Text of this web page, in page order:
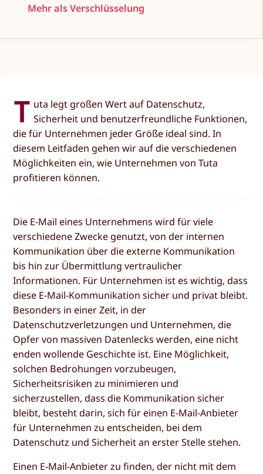
Mehr als Verschlüsselung
T uta legt großen Wert auf Datenschutz,
Sicherheit und benutzerfreundliche Funktionen,
die für Unternehmen jeder Größe ideal sind. In
diesem Leitfaden gehen wir auf die verschiedenen
Möglichkeiten ein, wie Unternehmen von Tuta
profitieren können.
Die E-Mail eines Unternehmens wird für viele
verschiedene Zwecke genutzt, von der internen
Kommunikation über die externe Kommunikation
bis hin zur Übermittlung vertraulicher
Informationen. Für Unternehmen ist es wichtig, dass
diese E-Mail-Kommunikation sicher und privat bleibt.
Besonders in einer Zeit, in der
Datenschutzverletzungen und Unternehmen, die
Opfer von massiven Datenlecks werden, eine nicht
enden wollende Geschichte ist. Eine Möglichkeit,
solchen Bedrohungen vorzubeugen,
Sicherheitsrisiken zu minimieren und
sicherzustellen, dass die Kommunikation sicher
bleibt, besteht darin, sich für einen E-Mail-Anbieter
für Unternehmen zu entscheiden, bei dem
Datenschutz und Sicherheit an erster Stelle stehen.
Einen E-Mail-Anbieter zu finden, der nicht mit dem